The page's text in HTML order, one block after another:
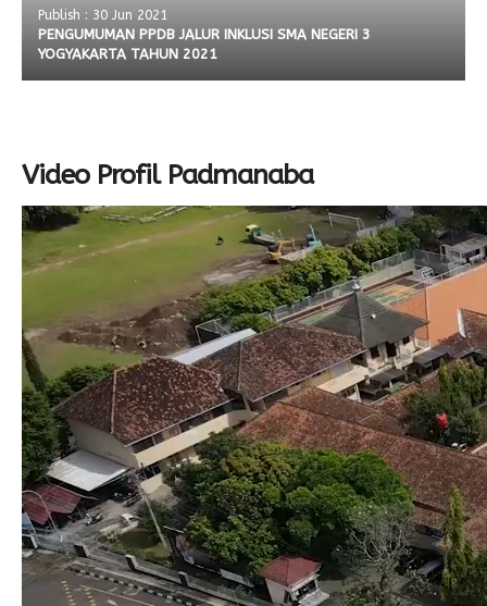
Publish : 30 Jun 2021
PENGUMUMAN PPDB JALUR INKLUSI SMA NEGERI 3
YOGYAKARTA TAHUN 2021
Video Profil Padmanaba